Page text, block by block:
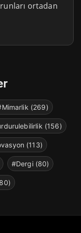
ortadan
(269)
(156)
(113)
#Dergi (80)